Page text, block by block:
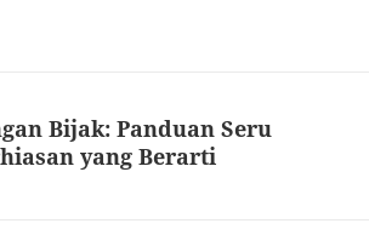
Bijak: Panduan Seru
yang Berarti